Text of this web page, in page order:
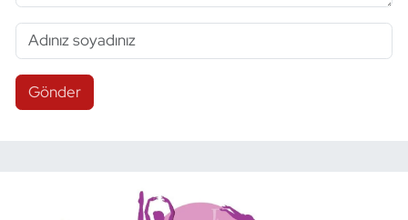
Gönder